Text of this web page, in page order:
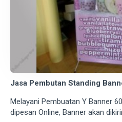
Jasa Pembutan Standing
Melayani Pembuatan Y Banner
dipesan Online, Banner akan